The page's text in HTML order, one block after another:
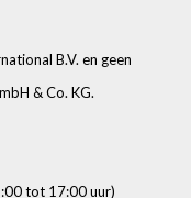
B.V. en geen
& Co. KG.
tot 17:00 uur)